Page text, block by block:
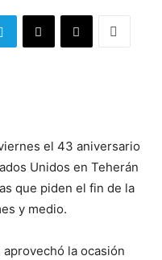
el 43 aniversario
Unidos en Teherán
que piden el fin de la
y medio.
la ocasión